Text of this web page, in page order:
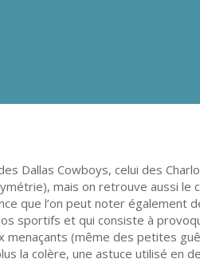
Dallas Cowboys, celui des
mais on retrouve aussi
que l’on peut noter également
sportifs et qui consiste à
menaçants (même des petites
la colère, une astuce utilisé en